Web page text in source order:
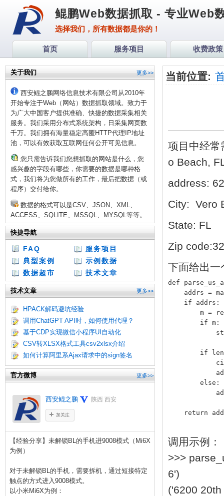
鲲鹏Web数据抓取 - 专业Web
选择我们，所有数据都是你的！
首页 服务项目 收费政策
更多>>
关于我们
西安鲲之鹏网络信息技术有限公司从2010年
开始专注于Web（网站）数据抓取领域。致力于
为广大中国客户提供准确、快捷的数据采集相关
服务。我们采用分布式系统架构，日采集网页数
千万。我们拥有海量稳定高匿HTTP代理IP地址
池，可以有效获取互联网任何公开可见信息。
您只需告诉我们您想抓取的网站是什么，您
感兴趣的字段有哪些，你需要的数据是哪种格
式，我们将为您做所有的工作，最后把数据（或
程序）交付给你。
数据的格式可以是CSV、JSON、XML、
ACCESS、SQLITE、MSSQL、MYSQL等等。
快捷导航
FAQ
服务项目
典型案例
示例数据
数据超市
技术文章
更多>>
技术文章
HPACK解码避坑经验
调用ChatGPT API时，如何使用代理？
基于CDP实现微信小程序UI自动化
CSV转XLSX格式工具csv2xlsx介绍
如何计算阿里系Ajax请求中的sign签名
更多>>
官方微博
西安鲲之鹏 陕西 西安
加关注
【经验分享】未解锁BL的手机进9008模式（Mi6X
为例）
对于未解锁BL的手机，需要拆机，通过短接特定
触点的方式进入9008模式。
以小米Mi6X为例：
当前位置:
项目中经常
o Beach,
address:
City: Vero
State: FL
Zip
下面给出一
def
addrs =
    if addrs:
m =
        if m:
if
        else:
调用示例：
>>>
6')
('6200